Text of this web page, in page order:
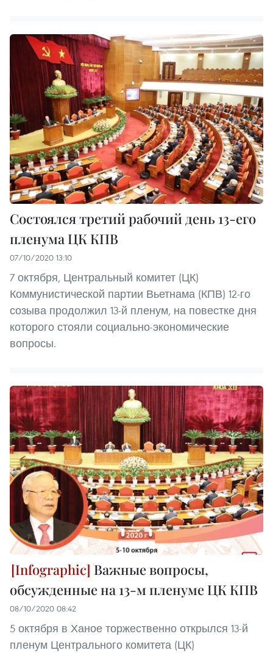
Состоялся третий рабочий день 13-его
пленума ЦК КПВ
07/10/2020 13:10
7 октября, Центральный комитет (ЦК)
Коммунистической партии Вьетнама (КПВ) 12-го
созыва продолжил 13-й пленум, на повестке дня
которого стояли социально-экономические
вопросы.
Важные вопросы,
обсужденные на 13-м пленуме ЦК КПВ
08/10/2020 08:42
5 октября в Ханое торжественно открылся 13-й
пленум Центрального комитета (ЦК)